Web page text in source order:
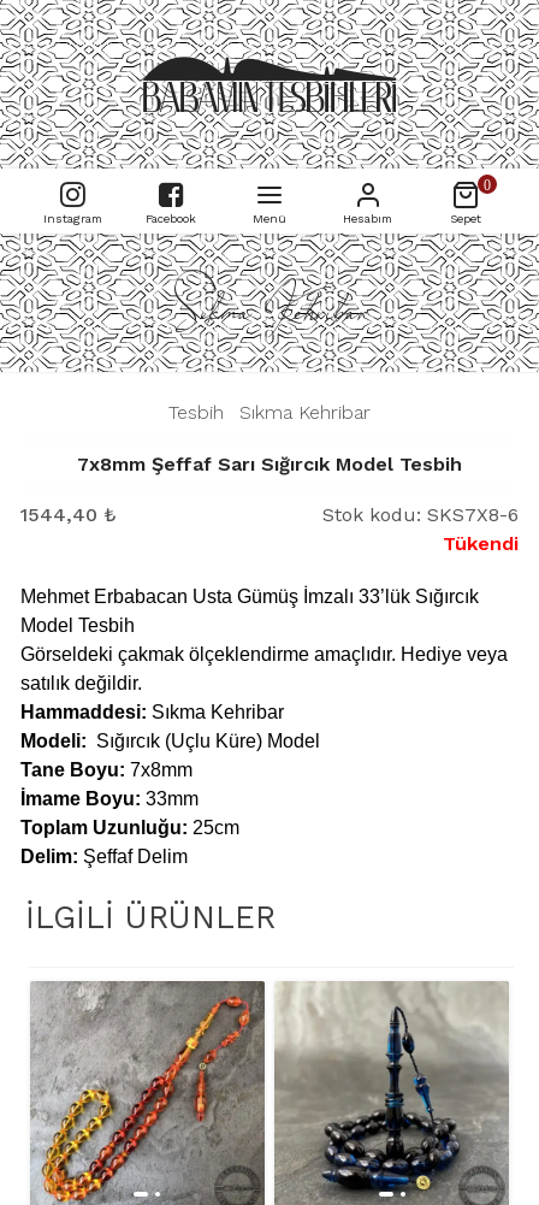
Instagram Facebook Menü Hesabım
0
Sepet
Sıkma Kehribar
Tesbih Sıkma Kehribar
7x8mm Şeffaf Sarı Sığırcık Model Tesbih
1544,40 ₺ Stok kodu: SKS7X8-6
Tükendi
Mehmet Erbabacan Usta Gümüş İmzalı 33’lük Sığırcık
Model Tesbih
Görseldeki çakmak ölçeklendirme amaçlıdır. Hediye veya
satılık değildir.
Hammaddesi: Sıkma Kehribar
Modeli: Sığırcık (Uçlu Küre) Model
Tane Boyu: 7x8mm
İmame Boyu: 33mm
Toplam Uzunluğu: 25cm
Delim: Şeffaf Delim
İLGILI ÜRÜNLER